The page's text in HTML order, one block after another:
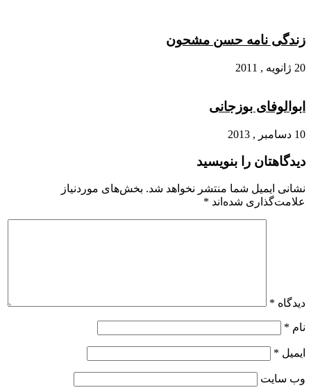
زندگی نامه حسن مشحون
20 ژانویه , 2011
ابوالوفای بوزجانی
10 دسامبر , 2013
دیدگاهتان را بنویسید
نشانی ایمیل شما منتشر نخواهد شد. بخش‌های موردنیاز
علامت‌گذاری شده‌اند *
دیدگاه *
نام *
ایمیل *
وب‌ سایت